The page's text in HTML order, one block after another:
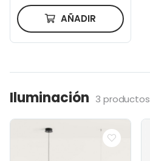
AÑADIR
Iluminación 3 productos